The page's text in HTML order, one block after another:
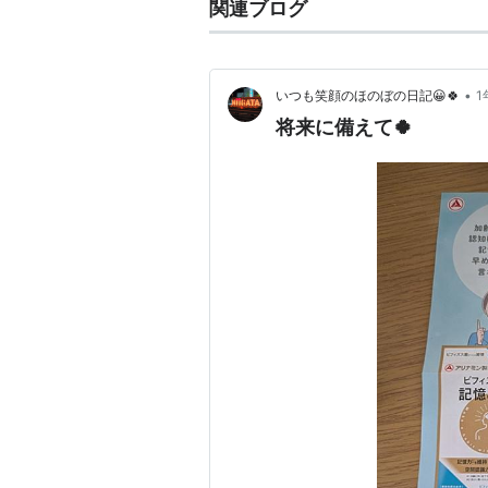
関連ブログ
いつも笑顔のほのぼの日記😀🍀 • 1
将来に備えて🍀